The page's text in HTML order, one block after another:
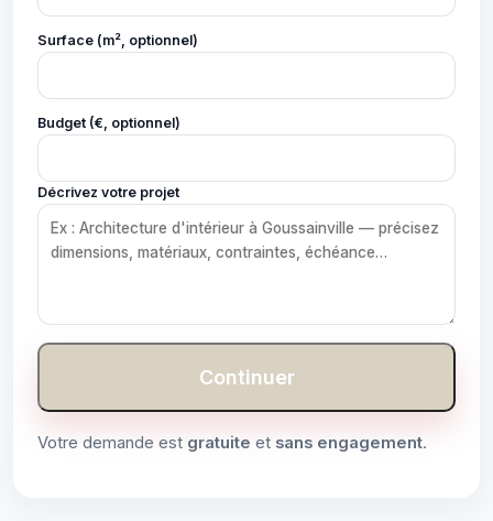
Surface (m², optionnel)
Budget (€, optionnel)
Décrivez votre projet
Continuer
Votre demande est gratuite et sans engagement.